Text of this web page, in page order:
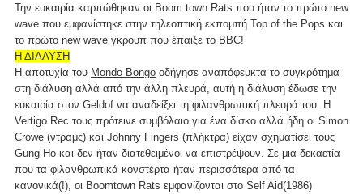
Την ευκαιρία καρπώθηκαν οι Boom town Rats που ήταν το πρώτο new
wave που εμφανίστηκε στην τηλεοπτική εκπομπή Top of the Pops και
το πρώτο new wave γκρουπ που έπαιξε το BBC!
Η ΔΙΑΛΥΣΗ
Η αποτυχία του Mondo Bongo οδήγησε αναπόφευκτα το συγκρότημα
στη διάλυση αλλά από την άλλη πλευρά, αυτή η διάλυση έδωσε την
ευκαιρία στον Geldof να αναδείξει τη φιλανθρωπική πλευρά του. Η
Vertigo Rec τους πρότεινε συμβόλαιο για ένα δίσκο αλλά ήδη οι Simon
Crowe (ντραμς) και Johnny Fingers (πλήκτρα) είχαν σχηματίσει τους
Gung Ho και δεν ήταν διατεθειμένοι να επιστρέψουν. Σε μια δεκαετία
που τα φιλανθρωπικά κονστέρτα ήταν περισσότερα από τα
κανονικά(!), οι Boomtown Rats εμφανίζονται στο Self Aid(1986)